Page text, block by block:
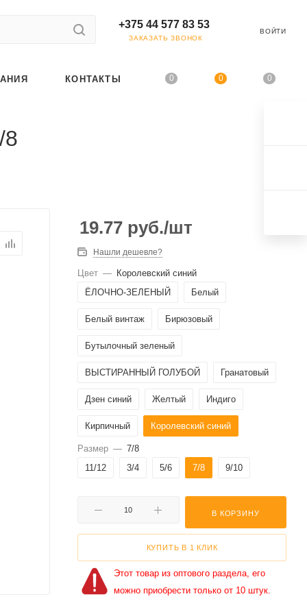
+375 44 577 83 53
ЗАКАЗАТЬ ЗВОНОК
ВОЙТИ
0 0 0
КОНТАКТЫ
19.77 руб./шт
Нашли дешевле?
Цвет — Королевский синий
ЁЛОЧНО-ЗЕЛЕНЫЙ
Белый
Белый винтаж Бирюзовый
Бутылочный зеленый
ВЫСТИРАННЫЙ ГОЛУБОЙ Гранатовый
Дзен синий Желтый Индиго
Кирпичный Королевский синий
Красный
Небесно-голубой
Опаловый Оранжевый
ПЫЛЬНО-СИНИЙ Персиковый
Пестрый серый Ривьера синий
Светло-Зеленый Светло-Розовый
Размер — 7/8
11/12
3/4 5/6 7/8 9/10
В КОРЗИНУ
КУПИТЬ В 1 КЛИК
Этот товар из оптового раздела, его
можно приобрести только от 10 штук.